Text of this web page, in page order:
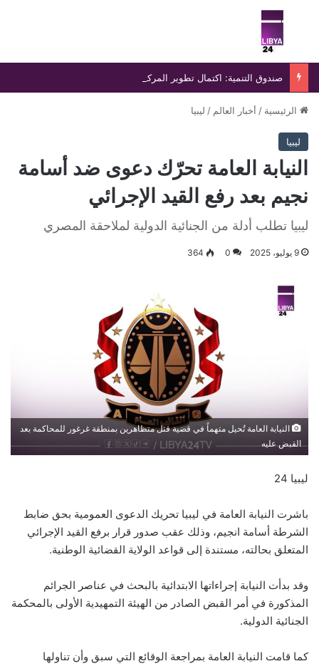
بحث عن
الرئيسية / أخبار العالم / ليبيا
ليبيا
النيابة العامة تحرّك دعوى ضد أسامة
نجيم بعد رفع القيد الإجرائي
ليبيا تطلب أدلة من الجنائية الدولية لملاحقة المصري
9 يوليو، 2025 0
364
النيابة العامة تُحيل متهماً في قضية قتل متظاهرين بمنطقة غرغور للمحاكمة بعد
القبض عليه
ليبيا 24
باشرت النيابة العامة في ليبيا تحريك الدعوى العمومية بحق ضابط
الشرطة أسامة انجيم، وذلك عقب صدور قرار برفع القيد الإجرائي
المتعلق بحالته، مستندة إلى قواعد الولاية القضائية الوطنية.
وقد بدأت النيابة إجراءاتها الابتدائية بالبحث في عناصر الجرائم
المذكورة في أمر القبض الصادر من الهيئة التمهيدية الأولى بالمحكمة
الجنائية الدولية.
كما قامت النيابة العامة بمراجعة الوقائع التي سبق وأن تناولها